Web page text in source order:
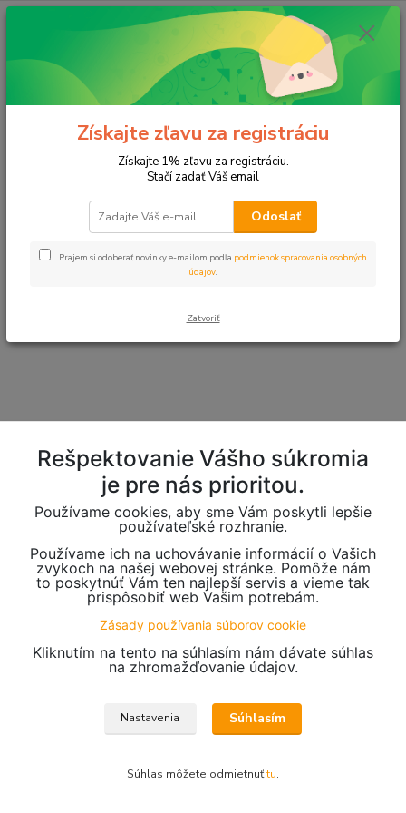
E-shop momentálne prechádza úpravami.
Čoskoro sa vrátime. Ďakujeme za
pochopenie.
Získajte zľavu za registráciu
Získajte 1% zľavu za registráciu.
Stačí zadať Váš email
Odoslať
Prajem si odoberať novinky e-mailom podľa podmienok spracovania osobných
údajov.
Zatvoriť
Rešpektovanie Vášho súkromia
je pre nás prioritou.
Používame cookies, aby sme Vám poskytli lepšie
používateľské rozhranie.
Používame ich na uchovávanie informácií o Vašich
zvykoch na našej webovej stránke. Pomôže nám
to poskytnúť Vám ten najlepší servis a vieme tak
prispôsobiť web Vašim potrebám.
Zásady používania súborov cookie
Kliknutím na tento na súhlasím nám dávate súhlas
na zhromažďovanie údajov.
Nastavenia Súhlasím
Súhlas môžete odmietnuťtu.